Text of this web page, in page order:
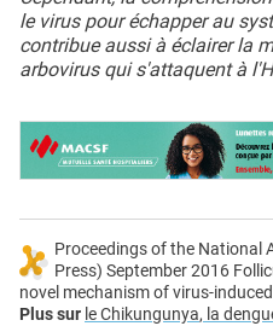
le virus pour échapper au
contribue aussi à éclairer la
arbovirus qui s'attaquent à
Proceedings of the National
Press) September 2016
novel mechanism of virus-
Plus sur le Chikungunya, la